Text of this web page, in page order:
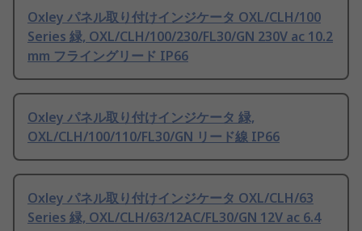
Oxley パネル取り付けインジケータ OXL/CLH/100
Series 緑, OXL/CLH/100/230/FL30/GN 230V ac 10.2
mm フライングリード IP66
Oxley パネル取り付けインジケータ 緑,
OXL/CLH/100/110/FL30/GN リード線 IP66
Oxley パネル取り付けインジケータ OXL/CLH/63
Series 緑, OXL/CLH/63/12AC/FL30/GN 12V ac 6.4